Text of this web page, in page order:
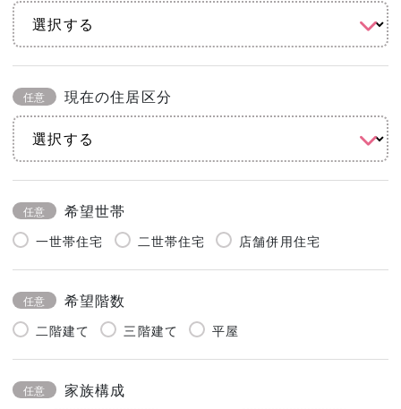
任意 現在の住居区分
任意 希望世帯
一世帯住宅 二世帯住宅 店舗併用住宅
任意 希望階数
二階建て 三階建て 平屋
任意 家族構成